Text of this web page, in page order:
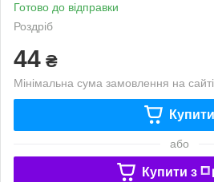
Готово до відправки
Роздріб
44 ₴
Мінімальна сума замовлення на
Купити
або
Купити з